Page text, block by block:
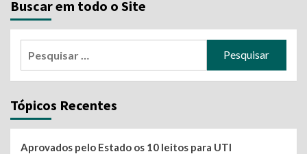
posts
Buscar em todo o Site
Tópicos Recentes
Aprovados pelo Estado os 10 leitos para UTI